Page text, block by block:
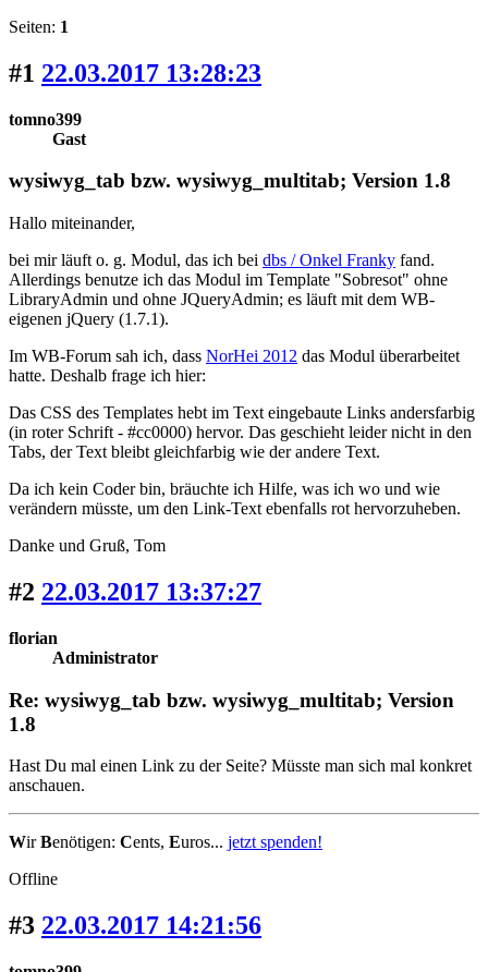
Seiten: 1
#1 22.03.2017 13:28:23
tomno399
Gast
wysiwyg_tab bzw. wysiwyg_multitab; Version 1.8
Hallo miteinander,
bei mir läuft o. g. Modul, das ich bei dbs / Onkel Franky fand.
Allerdings benutze ich das Modul im Template "Sobresot" ohne
LibraryAdmin und ohne JQueryAdmin; es läuft mit dem WB-
eigenen jQuery (1.7.1).
Im WB-Forum sah ich, dass NorHei 2012 das Modul überarbeitet
hatte. Deshalb frage ich hier:
Das CSS des Templates hebt im Text eingebaute Links andersfarbig
(in roter Schrift - #cc0000) hervor. Das geschieht leider nicht in den
Tabs, der Text bleibt gleichfarbig wie der andere Text.
Da ich kein Coder bin, bräuchte ich Hilfe, was ich wo und wie
verändern müsste, um den Link-Text ebenfalls rot hervorzuheben.
Danke und Gruß, Tom
#2 22.03.2017 13:37:27
florian
Administrator
Re: wysiwyg_tab bzw. wysiwyg_multitab; Version
1.8
Hast Du mal einen Link zu der Seite? Müsste man sich mal konkret
anschauen.
WirBenötigen: Cents, Euros... jetzt spenden!
Offline
#3 22.03.2017 14:21:56